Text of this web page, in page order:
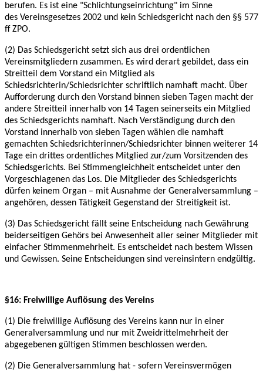
berufen. Es ist eine "Schlichtungseinrichtung" im Sinne
des Vereinsgesetzes 2002 und kein Schiedsgericht nach den §§ 577
ff ZPO.
(2) Das Schiedsgericht setzt sich aus drei ordentlichen
Vereinsmitgliedern zusammen. Es wird derart gebildet, dass ein
Streitteil dem Vorstand ein Mitglied als
Schiedsrichterin/Schiedsrichter schriftlich namhaft macht. Über
Aufforderung durch den Vorstand binnen sieben Tagen macht der
andere Streitteil innerhalb von 14 Tagen seinerseits ein Mitglied
des Schiedsgerichts namhaft. Nach Verständigung durch den
Vorstand innerhalb von sieben Tagen wählen die namhaft
gemachten Schiedsrichterinnen/Schiedsrichter binnen weiterer 14
Tage ein drittes ordentliches Mitglied zur/zum Vorsitzenden des
Schiedsgerichts. Bei Stimmengleichheit entscheidet unter den
Vorgeschlagenen das Los. Die Mitglieder des Schiedsgerichts
dürfen keinem Organ – mit Ausnahme der Generalversammlung –
angehören, dessen Tätigkeit Gegenstand der Streitigkeit ist.
(3) Das Schiedsgericht fällt seine Entscheidung nach Gewährung
beiderseitigen Gehörs bei Anwesenheit aller seiner Mitglieder mit
einfacher Stimmenmehrheit. Es entscheidet nach bestem Wissen
und Gewissen. Seine Entscheidungen sind vereinsintern endgültig.
§16: Freiwillige Auflösung des Vereins
(1) Die freiwillige Auflösung des Vereins kann nur in einer
Generalversammlung und nur mit Zweidrittelmehrheit der
abgegebenen gültigen Stimmen beschlossen werden.
(2) Die Generalversammlung hat - sofern Vereinsvermögen